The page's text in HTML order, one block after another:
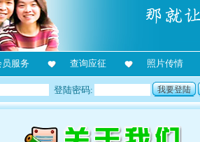
员服务 查询应征 照片传情
登陆密码: 我要登陆